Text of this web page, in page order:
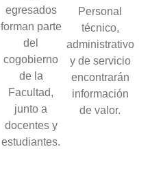
egresados
forman parte
del
cogobierno
de la
Facultad,
junto a
docentes y
estudiantes.
Personal
técnico,
administrativo
y de servicio
encontrarán
información
de valor.